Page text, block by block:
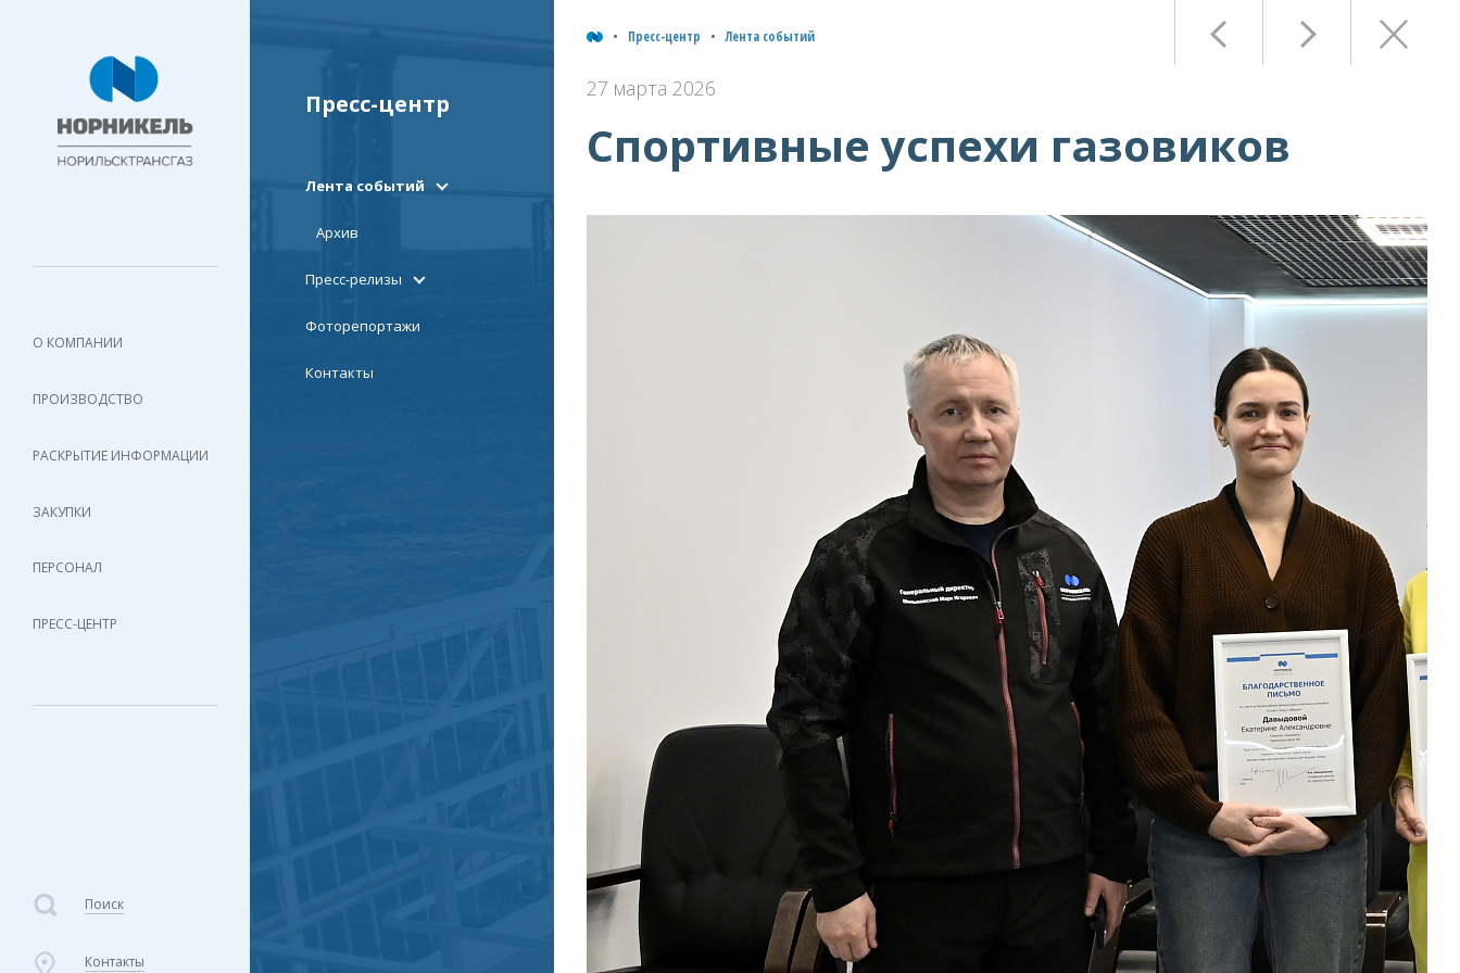
О КОМПАНИИ
ПРОИЗВОДСТВО
РАСКРЫТИЕ ИНФОРМАЦИИ
ЗАКУПКИ
ПЕРСОНАЛ
ПРЕСС-ЦЕНТР
Поиск
Контакты
Пресс-центр
Лента событий
Архив
Пресс-релизы
Фоторепортажи
Контакты
Пресс-центр Лента событий
27 марта 2026
Спортивные успехи газовиков